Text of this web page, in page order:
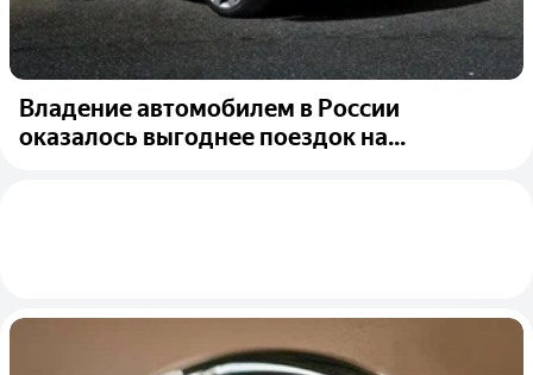
Владение автомобилем в России
оказалось выгоднее поездок на...